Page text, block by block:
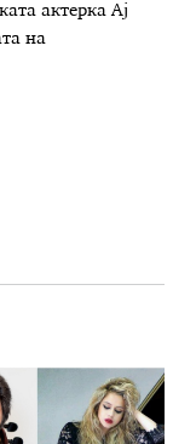
актерка Ај
на